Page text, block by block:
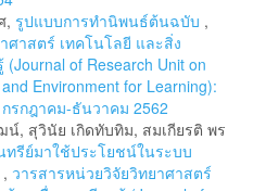
, รูปแบบการทํานิพนธ์ต้นฉบับ ,
ศาสตร์ เทคโนโลยี และสิ่ง
(Journal of Research Unit on
Environment for Learning):
รกฎาคม-ธันวาคม 2562
, สุวินัย เกิดทับทิม, สมเกียรติ พร
ทรีย์มาใช้ประโยชน์ในระบบ
, วารสารหน่วยวิจัยวิทยาศาสตร์